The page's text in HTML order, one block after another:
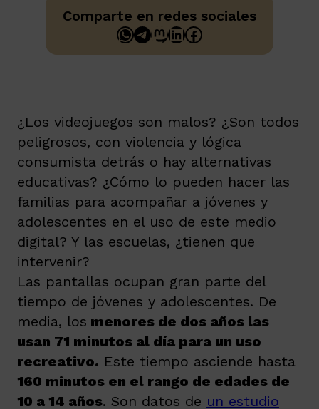
Comparte en redes sociales
WhatsApp
Telegram
Mastodon
LinkedIn
Facebook
¿Los videojuegos son malos? ¿Son todos
peligrosos, con violencia y lógica
consumista detrás o hay alternativas
educativas? ¿Cómo lo pueden hacer las
familias para acompañar a jóvenes y
adolescentes en el uso de este medio
digital? Y las escuelas, ¿tienen que
intervenir?
Las pantallas ocupan gran parte del
tiempo de jóvenes y adolescentes. De
media, los menores de dos años las
usan 71 minutos al día para un uso
recreativo. Este tiempo asciende hasta
160 minutos en el rango de edades de
10 a 14 años. Son datos de un estudio